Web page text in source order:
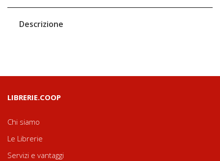
Descrizione
LIBRERIE.COOP
Chi siamo
Le Librerie
Servizi e vantaggi